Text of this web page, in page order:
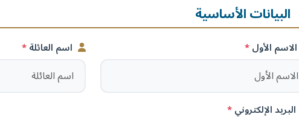
البيانات الأساسية
الاسم الأول اسم العائلة
البريد الإلكتروني